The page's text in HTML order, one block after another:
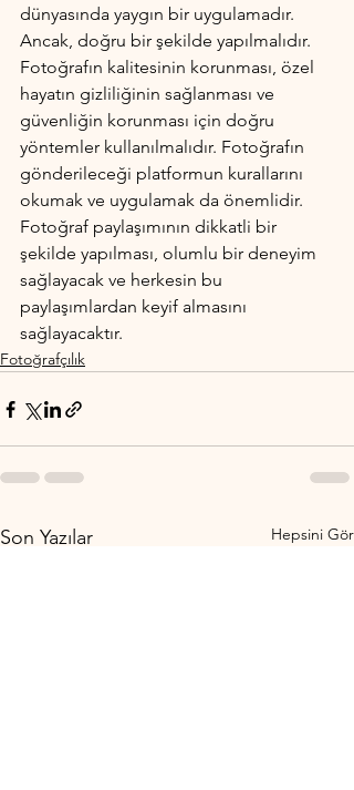
dünyasında yaygın bir uygulamadır.
Ancak, doğru bir şekilde yapılmalıdır.
Fotoğrafın kalitesinin korunması, özel
hayatın gizliliğinin sağlanması ve
güvenliğin korunması için doğru
yöntemler kullanılmalıdır. Fotoğrafın
gönderileceği platformun kurallarını
okumak ve uygulamak da önemlidir.
Fotoğraf paylaşımının dikkatli bir
şekilde yapılması, olumlu bir deneyim
sağlayacak ve herkesin bu
paylaşımlardan keyif almasını
sağlayacaktır.
Fotoğrafçılık
Son Yazılar Hepsini Gör